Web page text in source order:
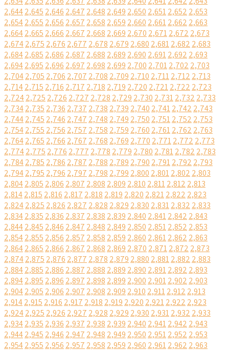
2,6442,645 2,646 2,647 2,648 2,649 2,650 2,6512,652 2,653
2,6542,655 2,656 2,657 2,658 2,659 2,660 2,6612,662 2,663
2,6642,665 2,666 2,667 2,668 2,669 2,670 2,6712,672 2,673
2,6742,675 2,676 2,677 2,678 2,679 2,680 2,6812,682 2,683
2,6842,685 2,686 2,687 2,688 2,689 2,690 2,6912,692 2,693
2,6942,695 2,696 2,697 2,698 2,699 2,700 2,7012,702 2,703
2,7042,705 2,706 2,707 2,708 2,709 2,710 2,7112,712 2,713
2,7142,715 2,716 2,717 2,718 2,719 2,720 2,7212,722 2,723
2,7242,725 2,726 2,727 2,728 2,729 2,730 2,7312,732 2,733
2,7342,735 2,736 2,737 2,738 2,739 2,740 2,7412,742 2,743
2,7442,745 2,746 2,747 2,748 2,749 2,750 2,7512,752 2,753
2,7542,755 2,756 2,757 2,758 2,759 2,760 2,7612,762 2,763
2,7642,765 2,766 2,767 2,768 2,769 2,770 2,7712,772 2,773
2,7742,775 2,776 2,777 2,778 2,779 2,780 2,7812,782 2,783
2,7842,785 2,786 2,787 2,788 2,789 2,790 2,7912,792 2,793
2,7942,795 2,796 2,797 2,798 2,799 2,800 2,8012,802 2,803
2,8042,805 2,806 2,807 2,808 2,809 2,810 2,8112,812 2,813
2,8142,815 2,816 2,817 2,818 2,819 2,820 2,8212,822 2,823
2,8242,825 2,826 2,827 2,828 2,829 2,830 2,8312,832 2,833
2,8342,835 2,836 2,837 2,838 2,839 2,840 2,8412,842 2,843
2,8442,845 2,846 2,847 2,848 2,849 2,850 2,8512,852 2,853
2,8542,855 2,856 2,857 2,858 2,859 2,860 2,8612,862 2,863
2,8642,865 2,866 2,867 2,868 2,869 2,870 2,8712,872 2,873
2,8742,875 2,876 2,877 2,878 2,879 2,880 2,8812,882 2,883
2,8842,885 2,886 2,887 2,888 2,889 2,890 2,8912,892 2,893
2,8942,895 2,896 2,897 2,898 2,899 2,900 2,9012,902 2,903
2,9042,905 2,906 2,907 2,908 2,909 2,910 2,9112,912 2,913
2,9142,915 2,916 2,917 2,918 2,919 2,920 2,9212,922 2,923
2,9242,925 2,926 2,927 2,928 2,929 2,930 2,9312,932 2,933
2,9342,935 2,936 2,937 2,938 2,939 2,940 2,9412,942 2,943
2,9442,945 2,946 2,947 2,948 2,949 2,950 2,9512,952 2,953
2,9542,955 2,956 2,957 2,958 2,959 2,960 2,9612,962 2,963